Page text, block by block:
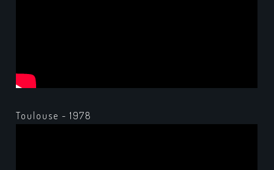
Toulouse - 1978